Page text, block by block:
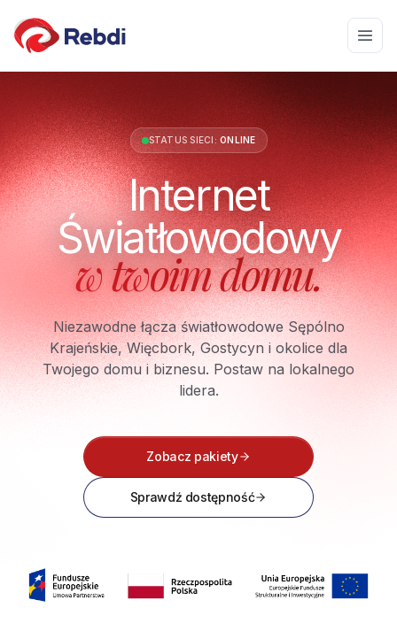
STATUS SIECI: ONLINE
Internet
Światłowodowy
w twoim domu.
Niezawodne łącza światłowodowe Sępólno
Krajeńskie, Więcbork, Gostycyn i okolice dla
Twojego domu i biznesu. Postaw na lokalnego
lidera.
Zobacz pakiety
Sprawdź dostępność